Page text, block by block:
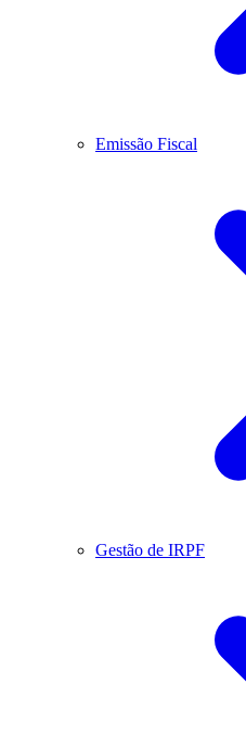
Emissão Fiscal
Gestão de IRPF